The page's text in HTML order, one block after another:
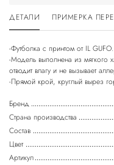
ДЕТАЛИ ПРИМЕРКА
-Футболка с принтом от IL GUFO.
-Модель выполнена из мягкого
отводит влагу и не вызывает
Бренд
Страна производства
Состав
Цвет
Артикул